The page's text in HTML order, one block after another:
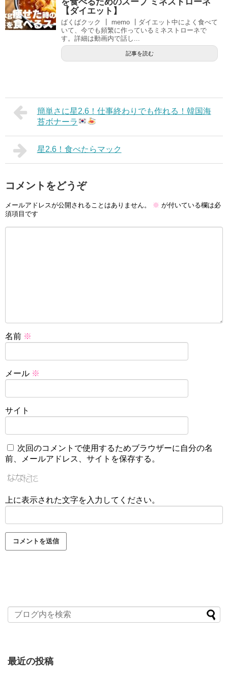
【ダイエット】
ばくばクック ┃ memo ┃ダイエット中によく食べて
いて、今でも頻繁に作っているミネストローネで
す。詳細は動画内で話し...
記事を読む
簡単さに星2.6！仕事終わりでも作れる！韓国海
苔ボナーラ
星2.6！食べたらマック
コメントをどうぞ
メールアドレスが公開されることはありません。 ※ が付いている欄は必
須項目です
名前 ※
メール ※
サイト
次回のコメントで使用するためブラウザーに自分の名
前、メールアドレス、サイトを保存する。
上に表示された文字を入力してください。
最近の投稿